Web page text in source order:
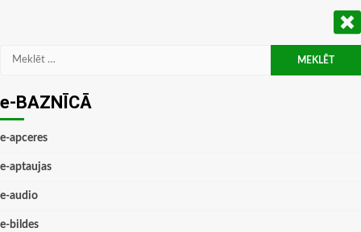
Meklēt:
e-BAZNĪCĀ
e-apceres
e-aptaujas
e-audio
e-bildes